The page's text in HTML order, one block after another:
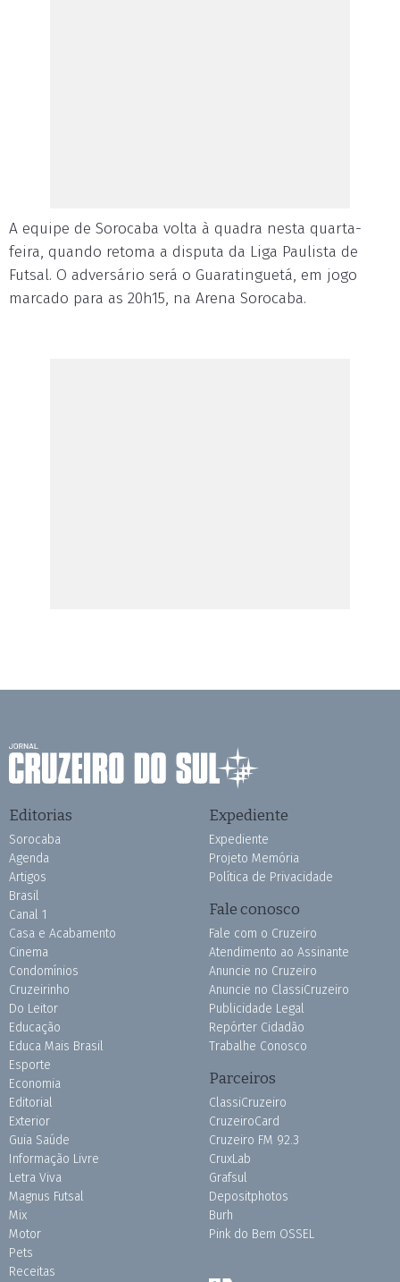
A equipe de Sorocaba volta à quadra nesta quarta-
feira, quando retoma a disputa da Liga Paulista de
Futsal. O adversário será o Guaratinguetá, em jogo
marcado para as 20h15, na Arena Sorocaba.
Editorias
Sorocaba
Agenda
Artigos
Brasil
Canal 1
Casa e Acabamento
Cinema
Condomínios
Cruzeirinho
Do Leitor
Educação
Educa Mais Brasil
Esporte
Economia
Editorial
Exterior
Guia Saúde
Informação Livre
Letra Viva
Magnus Futsal
Mix
Motor
Pets
Receitas
Expediente
Expediente
Projeto Memória
Política de Privacidade
Fale conosco
Fale com o Cruzeiro
Atendimento ao Assinante
Anuncie no Cruzeiro
Anuncie no ClassiCruzeiro
Publicidade Legal
Repórter Cidadão
Trabalhe Conosco
Parceiros
ClassiCruzeiro
CruzeiroCard
Cruzeiro FM 92.3
CruxLab
Grafsul
Depositphotos
Burh
Pink do Bem OSSEL